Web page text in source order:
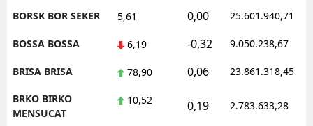
BORSK BOR SEKER 5,61 0,00 25.601.940,71
BOSSA BOSSA 6,19 -0,32 9.050.238,67
BRISA BRISA 78,90 0,06 23.861.318,45
BRKO BIRKO
MENSUCAT
10,52 0,19 2.783.633,28